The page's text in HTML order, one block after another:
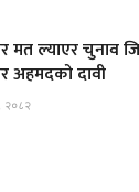
मत ल्याएर चुनाव
अहमदको दावी
२०८२